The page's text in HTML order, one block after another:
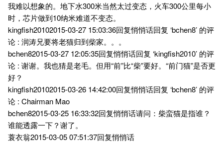
我难以想象的。地下水300米当然太过变态，火车300公里每小
时，芯片做到10纳米难道不变态。
kingfish20102015-03-27 15:03:36回复悄悄话回复 ‘bchen8’ 的评
论 : 润涛兄要将老猫归到柴家。。。
bchen82015-03-27 12:05:35回复悄悄话回复 ‘kingfish2010’ 的评
论 : 谢谢。我也猜是老毛。但用“前”比“柴”要好。“前门猫”是否更
好？
kingfish20102015-03-26 14:42:00回复悄悄话回复 ‘bchen8’ 的评
论 : Chairman Mao
bchen82015-03-25 16:33:32回复悄悄话请问：柴蛮猫是指谁？
谁能透露一下？谢了。
蓑衣翁2015-03-05 07:51:37回复悄悄话